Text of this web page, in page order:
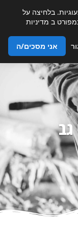
בלחיצה על
ב מדיניות
אני מסכים/ה